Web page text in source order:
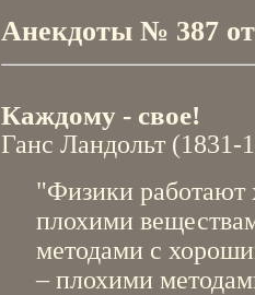
Анекдоты № 387 от
Каждому - свое!
Ганс Ландольт (1831-
"Физики
плохими
методами с
– плохими